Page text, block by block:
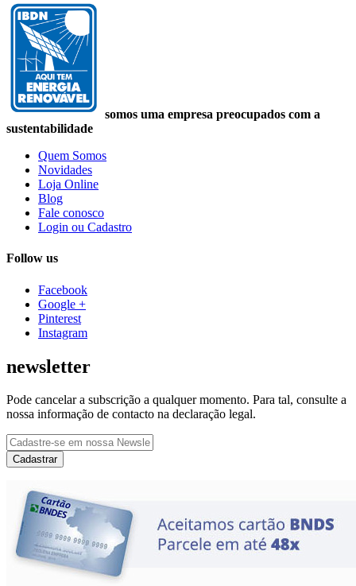
somos uma empresa preocupados com a
sustentabilidade
Quem Somos
Novidades
Loja Online
Blog
Fale conosco
Login ou Cadastro
Follow us
Facebook
Google +
Pinterest
Instagram
newsletter
Pode cancelar a subscrição a qualquer momento. Para tal, consulte a
nossa informação de contacto na declaração legal.
Cadastrar